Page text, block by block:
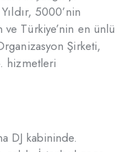
5000’nin
Türkiye’nin en ünlü
Şirketi,
hizmetleri
DJ kabininde.